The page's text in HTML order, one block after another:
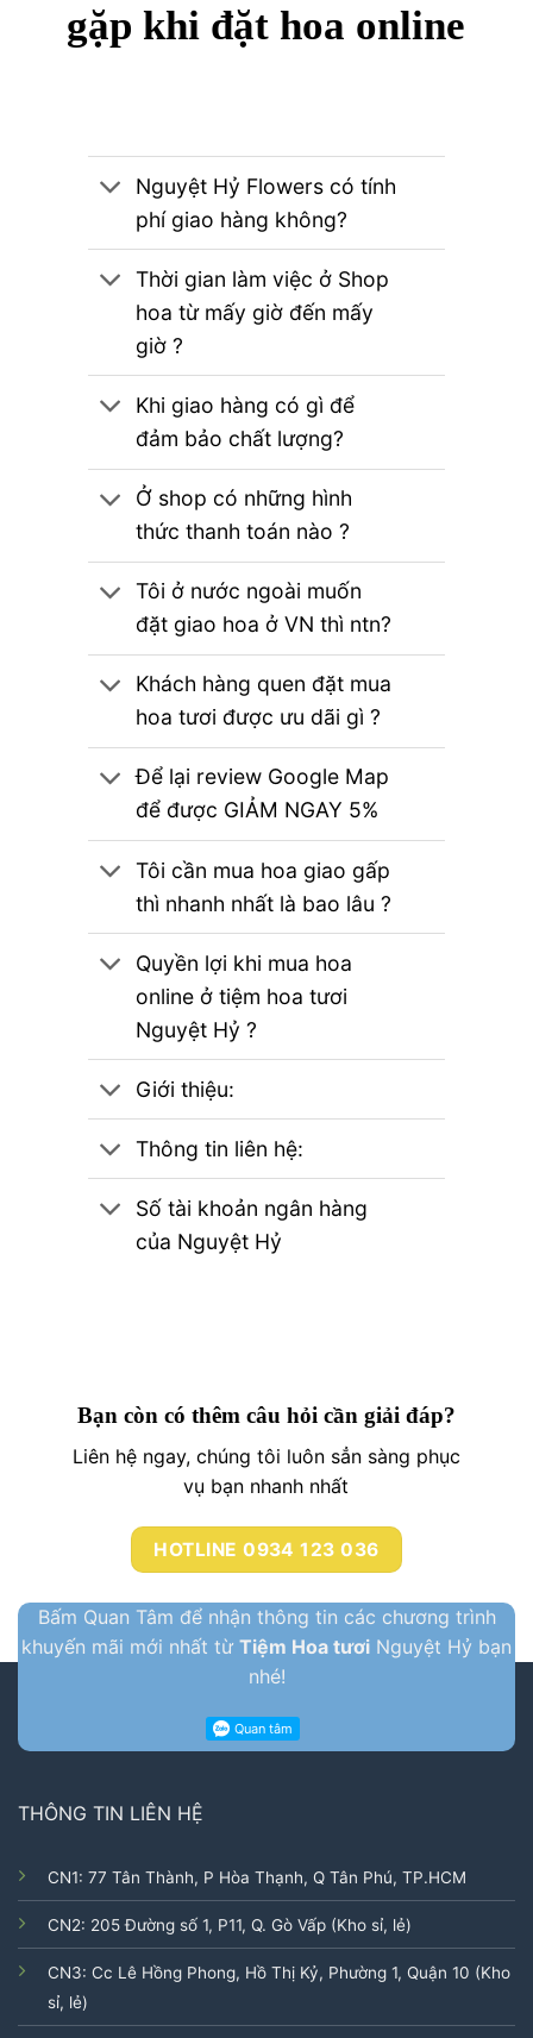
gặp khi đặt hoa online
Nguyệt Hỷ Flowers có tính
phí giao hàng không?
Thời gian làm việc ở Shop
hoa từ mấy giờ đến mấy
giờ ?
Khi giao hàng có gì để
đảm bảo chất lượng?
Ở shop có những hình
thức thanh toán nào ?
Tôi ở nước ngoài muốn
đặt giao hoa ở VN thì ntn?
Khách hàng quen đặt mua
hoa tươi được ưu dãi gì ?
Để lại review Google Map
để được GIẢM NGAY 5%
Tôi cần mua hoa giao gấp
thì nhanh nhất là bao lâu ?
Quyền lợi khi mua hoa
online ở tiệm hoa tươi
Nguyệt Hỷ ?
Giới thiệu:
Thông tin liên hệ:
Số tài khoản ngân hàng
của Nguyệt Hỷ
Bạn còn có thêm câu hỏi cần giải đáp?
Liên hệ ngay, chúng tôi luôn sẳn sàng phục
vụ bạn nhanh nhất
HOTLINE 0934 123 036
Bấm Quan Tâm để nhận thông tin các chương trình
khuyến mãi mới nhất từ Tiệm Hoa tươi Nguyệt Hỷ bạn
nhé!
THÔNG TIN LIÊN HỆ
CN1: 77 Tân Thành, P Hòa Thạnh, Q Tân Phú, TP.HCM
CN2: 205 Đường số 1, P11, Q. Gò Vấp (Kho sỉ, lẻ)
CN3: Cc Lê Hồng Phong, Hồ Thị Kỷ, Phường 1, Quận 10 (Kho
sỉ, lẻ)